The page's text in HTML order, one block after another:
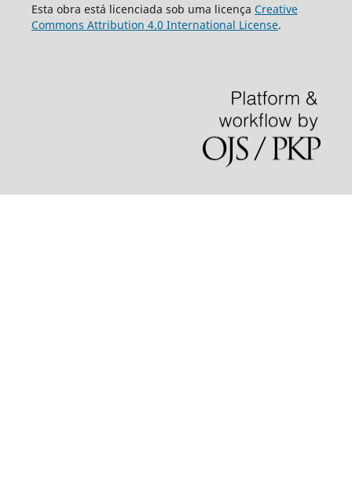
Esta obra está licenciada sob uma licença Creative
Commons Attribution 4.0 International License.